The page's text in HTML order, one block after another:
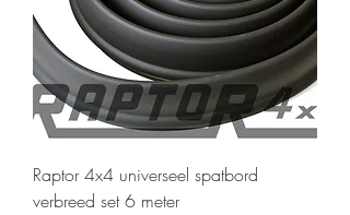
Raptor 4x4 universeel spatbord
verbreed set 6 meter